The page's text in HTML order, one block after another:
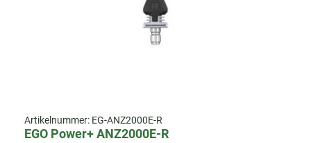
Artikelnummer: EG-ANZ2000E-R
EGO Power+ ANZ2000E-R